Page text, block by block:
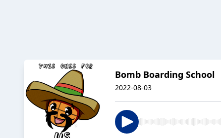
Bomb Boarding School
2022-08-03